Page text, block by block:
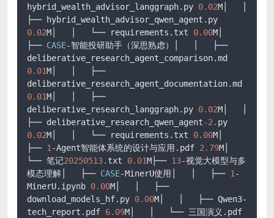
hybrid_wealth_advisor_langgraph.py 0.02M│   │
0.02M│   │   └── requirements.txt 0.00M│
├── CASE-智能投研助手（深思熟虑）│   │   ├──
0.01M│   │   ├──
0.01M│   │   ├──
deliberative_research_langgraph.py 0.02M│   │
├── deliberative_research_qwen_agent-2.
0.02M│   │   └── requirements.txt 0.00M│
├── 1-Agent智能体系统的设计与应用.pdf 2.79M│
└── 笔记20250513. txt 0.01M├── 13-视觉大模型与多
模态理解│   ├── CASE-MinerU使用│   │   ├── 1-
MinerU.ipynb 0.00M│   │   ├──
download_models_hf.py 0.00M│   │   ├── Qwen3-
tech_report.pdf 6.09